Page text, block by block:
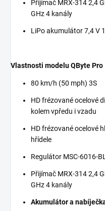
Přijímač MRX-314 2,4
GHz 4 kanály
LiPo akumulátor 7,4 V
Vlastnosti modelu QByte Pro
80 km/h (50 mph) 3S
HD frézované ocelové
kolem vpředu i vzadu
HD frézované ocelové
hřídele
Regulátor MSC-6016-
Přijímač MRX-314 2,4
GHz 4 kanály
Akumulátor a